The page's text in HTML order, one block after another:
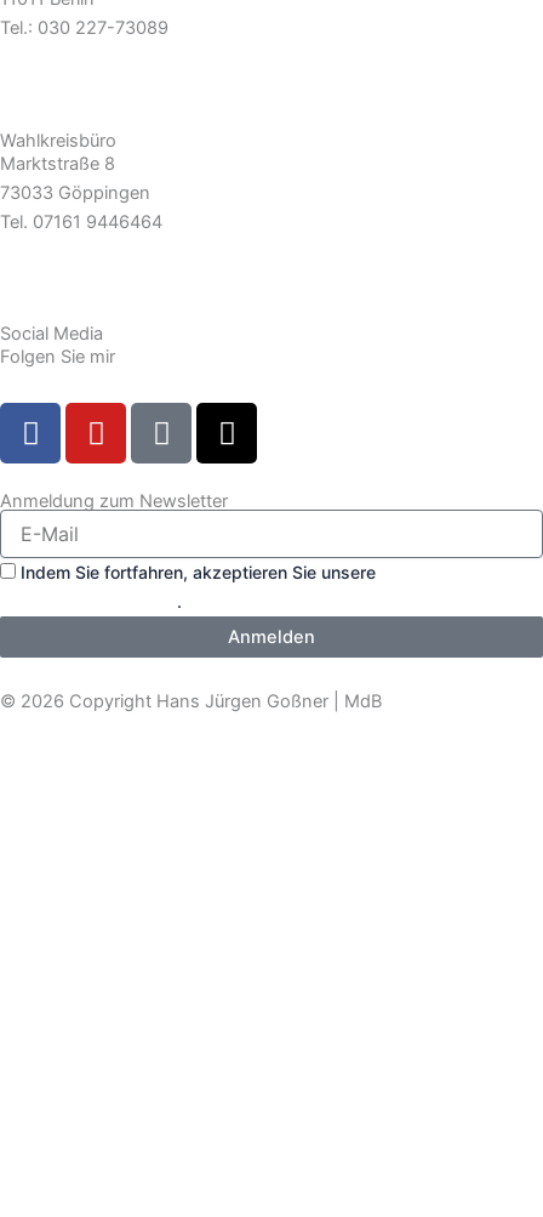
Tel.: 030 227-73089
Wahlkreisbüro
Marktstraße 8
73033 Göppingen
Tel. 07161 9446464
Social Media
Folgen Sie mir
F
a
e
b
o
k
Y
o
t
b
T
i
t
k
X
-
w
t
e
r
Anmeldung zum Newsletter
Indem Sie fortfahren, akzeptieren Sie unsere
.
Anmelden
© 2026 Copyright Hans Jürgen Goßner | MdB